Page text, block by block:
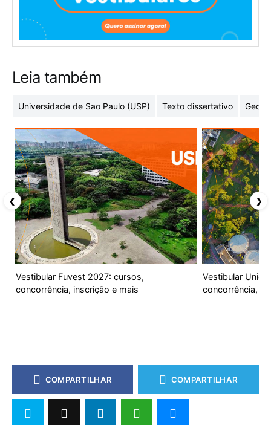
Leia também
Universidade de Sao Paulo (USP) Texto dissertativo
Vestibular Fuvest 2027: cursos,
concorrência, inscrição e mais
Vestibular
concorrência,
❮ ❯
COMPARTILHAR COMPARTILHAR